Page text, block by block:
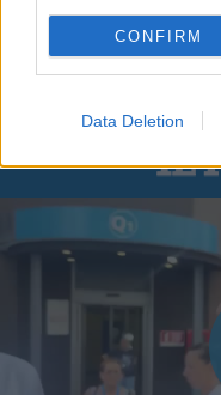
CONFIRM
Data Deletion